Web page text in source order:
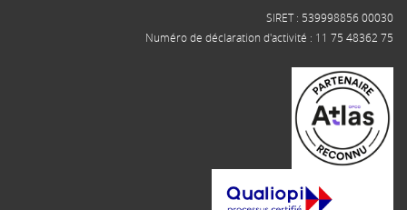
SIRET : 539998856 00030
Numéro de déclaration d'activité : 11 75 48362 75